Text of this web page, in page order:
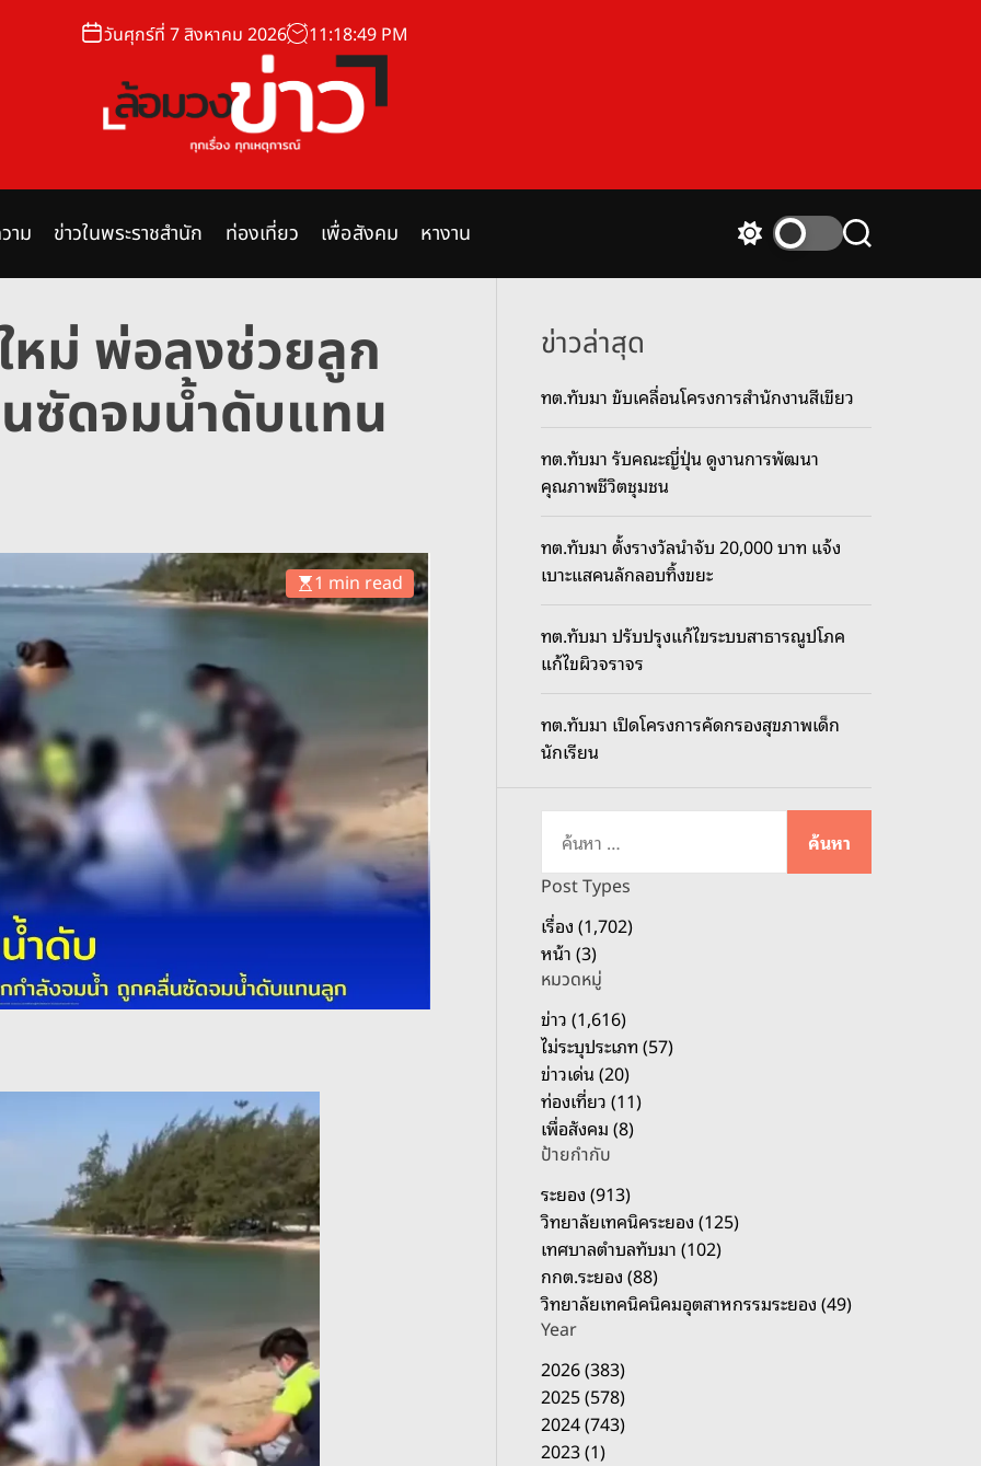
วันศุกร์ที่ 7 สิงหาคม 2026 11:18:50 PM
อ
ม
ง
าม ข่าวในพระราชสำนัก ท่องเที่ยว เพื่อสังคม หางาน
i
o
r
e
S
a
ม่ พ่อลงช่วยลูก
ซัดจมน้ำดับแทน
1 min read
ข่าวล่าสุด
ทต.ทับมา ขับเคลื่อนโครงการสำนักงานสีเขียว
ทต.ทับมา รับคณะญี่ปุ่น ดูงานการพัฒนา
คุณภาพชีวิตชุมชน
ทต.ทับมา ตั้งรางวัลนำจับ 20,000 บาท แจ้ง
เบาะแสคนลักลอบทิ้งขยะ
ทต.ทับมา ปรับปรุงแก้ไขระบบสาธารณูปโภค
แก้ไขผิวจราจร
ทต.ทับมา เปิดโครงการคัดกรองสุขภาพเด็ก
นักเรียน
ห
สำ
ห
รั
บ
:
Post Types
เรื่อง (1,702)
หน้า (3)
หมวดหมู่
ข่าว (1,616)
ไม่ระบุประเภท (57)
ข่าวเด่น (20)
ท่องเที่ยว (11)
เพื่อสังคม (8)
ป้ายกำกับ
ระยอง (913)
วิทยาลัยเทคนิคระยอง (125)
เทศบาลตำบลทับมา (102)
กกต.ระยอง (88)
วิทยาลัยเทคนิคนิคมอุตสาหกรรมระยอง (49)
Year
2026 (383)
2025 (578)
2024 (743)
2023 (1)